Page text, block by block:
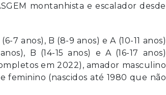
montanhista e escalador desde
7 anos), B (8-9 anos) e A (10-11 anos)
B (14-15 anos) e A (16-17 anos)
em 2022), amador masculino
feminino (nascidos até 1980 que não